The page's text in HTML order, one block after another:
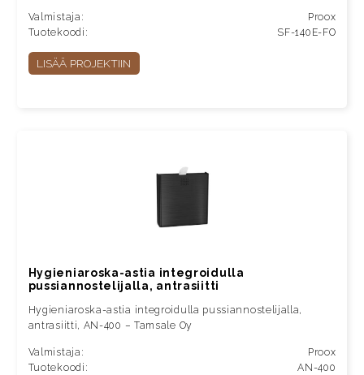
Valmistaja:
Proox
Tuotekoodi:
SF-140E-FO
LISÄÄ PROJEKTIIN
Hygieniaroska-astia integroidulla
pussiannostelijalla, antrasiitti
Hygieniaroska-astia integroidulla pussiannostelijalla,
antrasiitti, AN-400 – Tamsale Oy
Valmistaja:
Proox
Tuotekoodi:
AN-400